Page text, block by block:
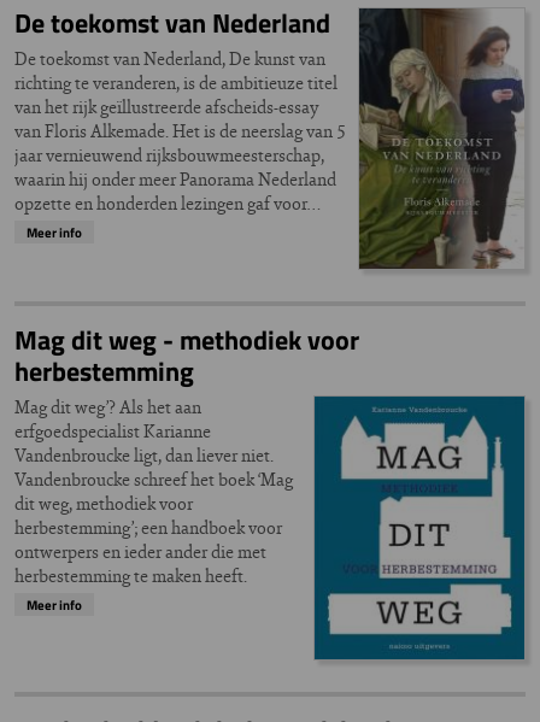
De toekomst van Nederland
De toekomst van Nederland, De kunst van
richting te veranderen, is de ambitieuze titel
van het rijk geïllustreerde afscheids-essay
van Floris Alkemade. Het is de neerslag van 5
jaar vernieuwend rijksbouwmeesterschap,
waarin hij onder meer Panorama Nederland
opzette en honderden lezingen gaf voor…
Meer info
Mag dit weg - methodiek voor
herbestemming
Mag dit weg’? Als het aan
erfgoedspecialist Karianne
Vandenbroucke ligt, dan liever niet.
Vandenbroucke schreef het boek ‘Mag
dit weg, methodiek voor
herbestemming’; een handboek voor
ontwerpers en ieder ander die met
herbestemming te maken heeft.
Meer info